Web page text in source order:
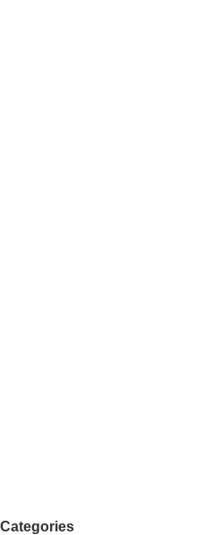
Categories